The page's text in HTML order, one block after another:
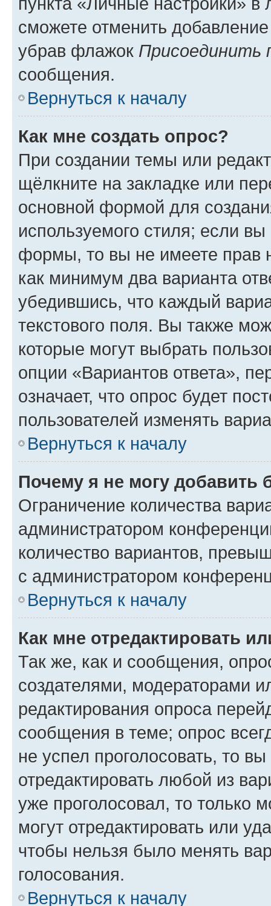
сможете отменить
убрав флажок Присоединить
сообщения.
Вернуться к началу
Как мне создать опрос?
При создании темы или
щёлкните на закладке или
основной формой для
используемого стиля; если
формы, то вы не имеете прав
как минимум два варианта
убедившись, что каждый
текстового поля. Вы также
которые могут выбрать
опции «Вариантов ответа»,
означает, что опрос будет
пользователей изменять
Вернуться к началу
Почему я не могу добавить
Ограничение количества
администратором
количество вариантов,
с администратором
Вернуться к началу
Как мне отредактировать
Так же, как и сообщения,
создателями, модераторами
редактирования опроса
сообщения в теме; опрос
не успел проголосовать, то
отредактировать любой из
уже проголосовал, то только
могут отредактировать или
чтобы нельзя было менять
голосования.
Вернуться к началу